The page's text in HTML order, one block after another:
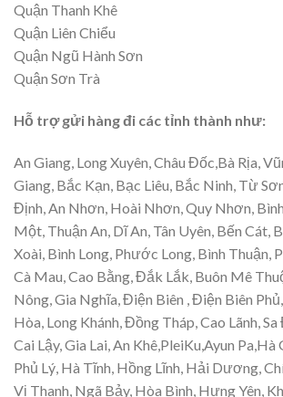
Quận Thanh Khê
Quận Liên Chiểu
Quận Ngũ Hành Sơn
Quận Sơn Trà
Hỗ trợ gửi hàng đi các tỉnh thành như:
An Giang, Long Xuyên, Châu Đốc,Bà Rịa,
Giang, Bắc Kạn, Bạc Liêu, Bắc Ninh, Từ
Định, An Nhơn, Hoài Nhơn, Quy Nhơn,
Một, Thuận An, Dĩ An, Tân Uyên, Bến Cát,
Xoài, Bình Long, Phước Long, Bình Thuận,
Cà Mau, Cao Bằng, Đắk Lắk, Buôn Mê
Nông, Gia Nghĩa, Điện Biên , Điện Biên
Hòa, Long Khánh, Đồng Tháp, Cao Lãnh,
Cai Lậy, Gia Lai, An Khê,PleiKu,Ayun Pa,Hà
Phủ Lý, Hà Tĩnh, Hồng Lĩnh, Hải Dương,
Vị Thanh, Ngã Bảy, Hòa Bình, Hưng Yên,